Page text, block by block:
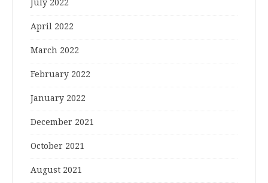
July 2022
April 2022
March 2022
February 2022
January 2022
December 2021
October 2021
August 2021